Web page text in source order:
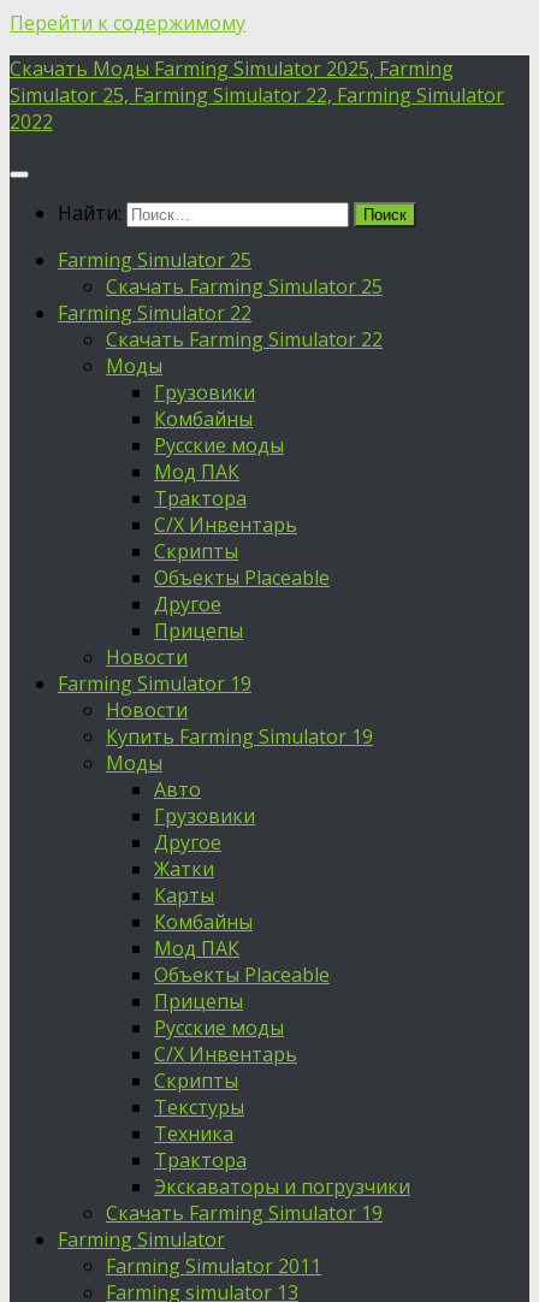
Перейти к содержимому
Скачать Моды Farming Simulator 2025, Farming
Simulator 25, Farming Simulator 22, Farming Simulator
2022
Найти:
Farming Simulator 25
Скачать Farming Simulator 25
Farming Simulator 22
Скачать Farming Simulator 22
Моды
Грузовики
Комбайны
Русские моды
Мод ПАК
Трактора
С/Х Инвентарь
Скрипты
Объекты Placeable
Другое
Прицепы
Новости
Farming Simulator 19
Новости
Купить Farming Simulator 19
Моды
Авто
Грузовики
Другое
Жатки
Карты
Комбайны
Мод ПАК
Объекты Placeable
Прицепы
Русские моды
С/Х Инвентарь
Скрипты
Текстуры
Техника
Трактора
Экскаваторы и погрузчики
Скачать Farming Simulator 19
Farming Simulator
Farming Simulator 2011
Farming simulator 13